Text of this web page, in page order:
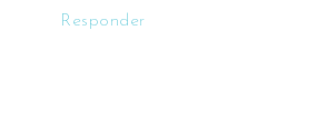
Responder